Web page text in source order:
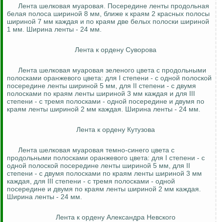
Лента шелковая муаровая. Посередине ленты продольная
белая полоса шириной 8 мм, ближе к краям 2 красных полосы
шириной 7 мм каждая и по краям две белых полоски шириной
1 мм. Ширина ленты - 24 мм.
Лента к ордену Суворова
Лента шелковая муаровая зеленого цвета с продольными
полосками оранжевого цвета: для I степени - с одной полоской
посередине ленты шириной 5 мм, для II степени - с двумя
полосками по краям ленты шириной 3 мм каждая и для III
степени - с тремя полосками - одной посередине и двумя по
краям ленты шириной 2 мм каждая. Ширина ленты - 24 мм.
Лента к ордену Кутузова
Лента шелковая муаровая темно-синего цвета с
продольными полосками оранжевого цвета: для I степени - с
одной полоской посередине ленты шириной 5 мм, для II
степени - с двумя полосками по краям ленты шириной 3 мм
каждая, для III степени - с тремя полосками - одной
посередине и двумя по краям ленты шириной 2 мм каждая.
Ширина ленты - 24 мм.
Лента к ордену Александра Невского